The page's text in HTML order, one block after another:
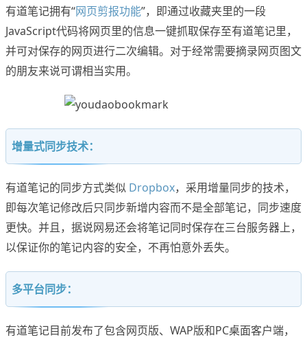
有道笔记拥有“网页剪报功能”，即通过收藏夹里的一段
JavaScript代码将网页里的信息一键抓取保存至有道笔记里，
并可对保存的网页进行二次编辑。对于经常需要摘录网页图文
的朋友来说可谓相当实用。
增量式同步技术：
有道笔记的同步方式类似 Dropbox，采用增量同步的技术，
即每次笔记修改后只同步新增内容而不是全部笔记，同步速度
更快。并且，据说网易还会将笔记同时保存在三台服务器上，
以保证你的笔记内容的安全，不再怕意外丢失。
多平台同步：
有道笔记目前发布了包含网页版、WAP版和PC桌面客户端，